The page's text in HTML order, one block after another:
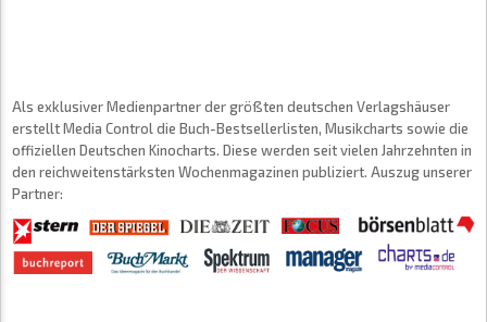
Als exklusiver Medienpartner der größten deutschen Verlagshäuser
erstellt Media Control die Buch-Bestsellerlisten, Musikcharts sowie die
offiziellen Deutschen Kinocharts. Diese werden seit vielen Jahrzehnten in
den reichweitenstärksten Wochenmagazinen publiziert. Auszug unserer
Partner: